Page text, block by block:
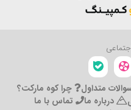
متداول
چرا کوه مارکت؟
درباره ما
تماس با ما